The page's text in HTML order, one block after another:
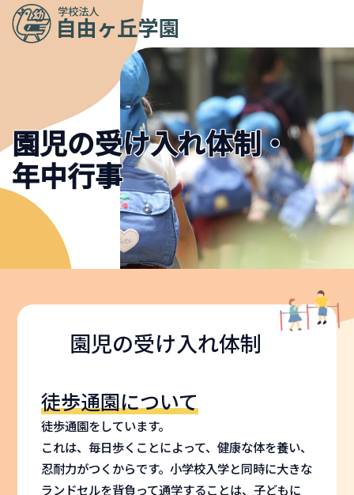
園児の受け入れ体制・
年中行事
園児の受け入れ体制
徒歩通園について
徒歩通園をしています。
これは、毎日歩くことによって、健康な体を養い、
忍耐力がつくからです。小学校入学と同時に大きな
ランドセルを背負って通学することは、子どもに